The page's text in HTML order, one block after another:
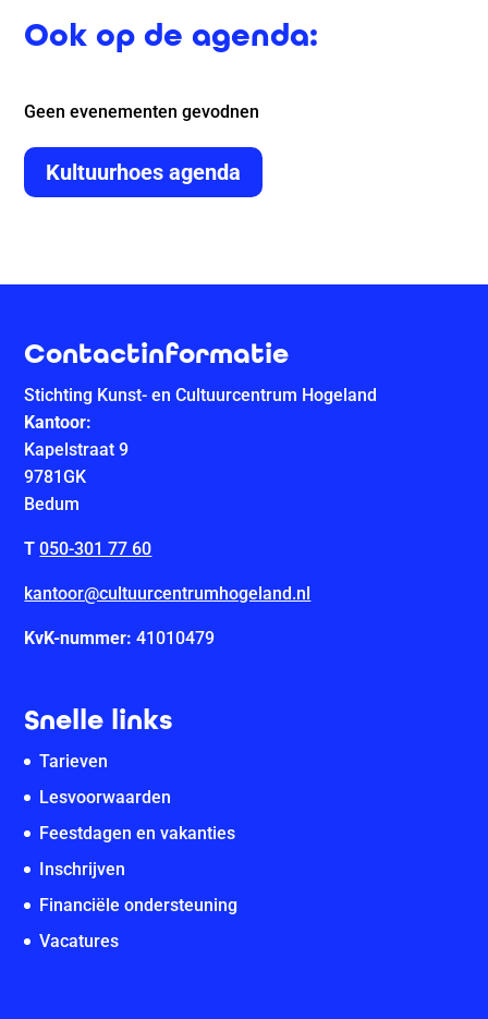
Ook op de agenda:
Geen evenementen gevodnen
Kultuurhoes agenda
Contactinformatie
Stichting Kunst- en Cultuurcentrum Hogeland
Kantoor:
Kapelstraat 9
9781GK
Bedum
T 050-301 77 60
kantoor@cultuurcentrumhogeland.nl
KvK-nummer: 41010479
Snelle links
Tarieven
Lesvoorwaarden
Feestdagen en vakanties
Inschrijven
Financiële ondersteuning
Vacatures